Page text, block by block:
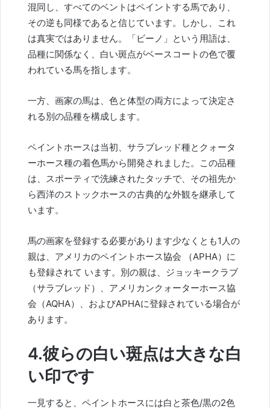
混同し、すべてのベントはペイントする馬であり、
その逆も同様であると信じています。しかし、これ
は真実ではありません。「ビーノ」という用語は、
品種に関係なく、白い斑点がベースコートの色で覆
われている馬を指します。
一方、画家の馬は、色と体型の両方によって決定さ
れる別の品種を構成します。
ペイントホースは当初、サラブレッド種とクォータ
ーホース種の着色馬から開発されました。この品種
は、スポーティで洗練されたタッチで、その祖先か
ら西洋のストックホースの古典的な外観を継承して
います。
馬の画家を登録する必要があります少なくとも1人の
親は、 アメリカのペイントホース協会 （APHA）に
も登録されて い ます。別の親は、ジョッキークラブ
（サラブレッド）、アメリカンクォーターホース協
会（AQHA）、およびAPHAに登録されている場合が
あります。
4.彼らの白い斑点は大きな白
い印です
一見すると、ペイントホースには白と茶色/黒の2色